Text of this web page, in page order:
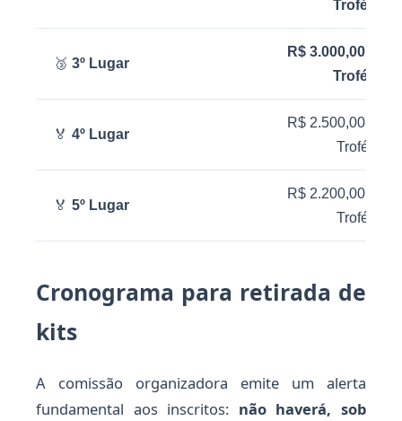
Troféu
🥉 3º Lugar
R$ 3.000,00 +
Troféu
🏅 4º Lugar
R$ 2.500,00 +
Troféu
🏅 5º Lugar
R$ 2.200,00 +
Troféu
Cronograma para retirada de
kits
A comissão organizadora emite um alerta
fundamental aos inscritos: não haverá, sob